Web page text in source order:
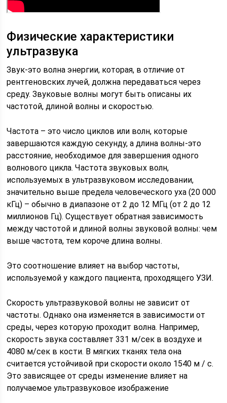
Физические характеристики
ультразвука
Звук-это волна энергии, которая, в отличие от
рентгеновских лучей, должна передаваться через
среду. Звуковые волны могут быть описаны их
частотой, длиной волны и скоростью.
Частота – это число циклов или волн, которые
завершаются каждую секунду, а длина волны-это
расстояние, необходимое для завершения одного
волнового цикла. Частота звуковых волн,
используемых в ультразвуковом исследовании,
значительно выше предела человеческого уха (20 000
кГц) – обычно в диапазоне от 2 до 12 МГц (от 2 до 12
миллионов Гц). Существует обратная зависимость
между частотой и длиной волны звуковой волны: чем
выше частота, тем короче длина волны.
Это соотношение влияет на выбор частоты,
используемой у каждого пациента, проходящего УЗИ.
Скорость ультразвуковой волны не зависит от
частоты. Однако она изменяется в зависимости от
среды, через которую проходит волна. Например,
скорость звука составляет 331 м/сек в воздухе и
4080 м/сек в кости. В мягких тканях тела она
считается устойчивой при скорости около 1540 м / с.
Это зависящее от среды изменение влияет на
получаемое ультразвуковое изображение